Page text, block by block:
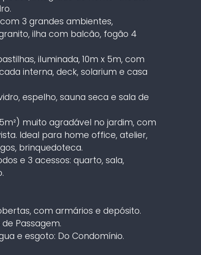
com 3 grandes ambientes,
ilha com balcão, fogão 4
iluminada, 10m x 5m, com
interna, deck, solarium e casa
espelho, sauna seca e sala de
muito agradável no jardim, com
Ideal para home office, atelier,
brinquedoteca.
e 3 acessos: quarto, sala,
com armários e depósito.
Passagem.
e esgoto: Do Condomínio.